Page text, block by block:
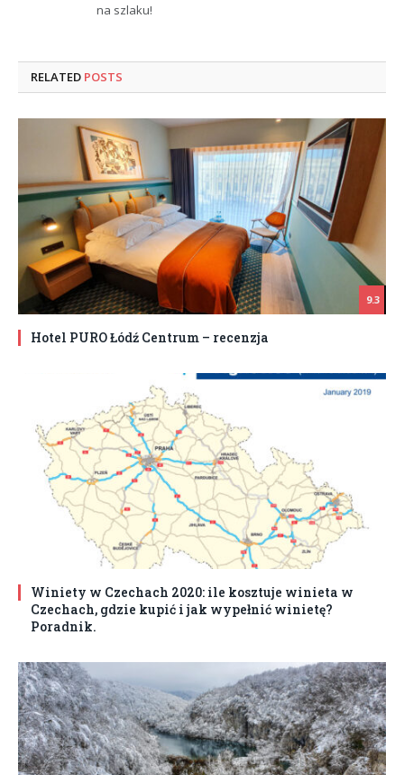
na szlaku!
RELATED POSTS
9.3
Hotel PURO Łódź Centrum – recenzja
Winiety w Czechach 2020: ile kosztuje winieta w
Czechach, gdzie kupić i jak wypełnić winietę?
Poradnik.